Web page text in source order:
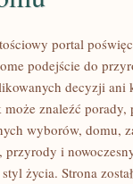
portal
podejście do
decyzji ani
znaleźć porady,
wyborów, domu,
i
życia. Strona